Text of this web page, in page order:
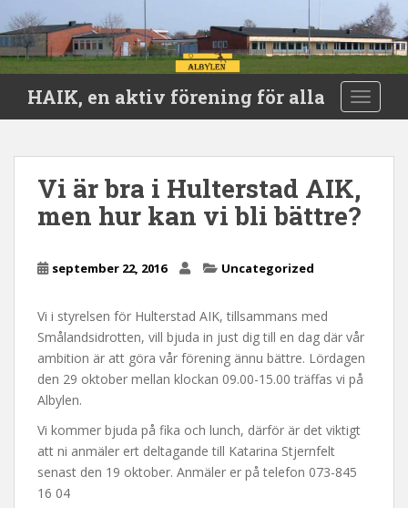
i
HAIK, en aktiv förening för alla
Vi är bra i Hulterstad AIK,
men hur kan vi bli bättre?
september 22, 2016 Uncategorized
Vi i styrelsen för Hulterstad AIK, tillsammans med
Smålandsidrotten, vill bjuda in just dig till en dag där vår
ambition är att göra vår förening ännu bättre. Lördagen
den 29 oktober mellan klockan 09.00-15.00 träffas vi på
Albylen.
Vi kommer bjuda på fika och lunch, därför är det viktigt
att ni anmäler ert deltagande till Katarina Stjernfelt
senast den 19 oktober. Anmäler er på telefon 073-845
16 04